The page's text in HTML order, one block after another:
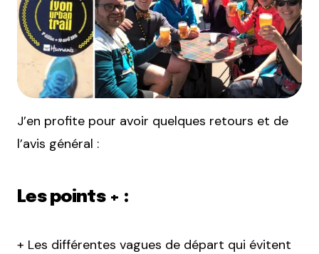
J’en profite pour avoir quelques retours et de
l’avis général :
Les points + :
+ Les différentes vagues de départ qui évitent